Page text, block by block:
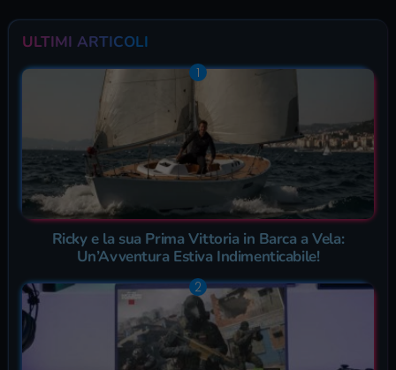
ULTIMI ARTICOLI
Ricky e la sua Prima Vittoria in Barca a Vela:
Un’Avventura Estiva Indimenticabile!